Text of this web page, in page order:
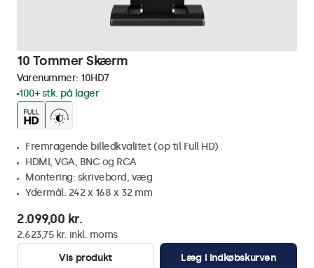
10 Tommer Skærm
Varenummer: 10HD7
100+ stk. på lager
Fremragende billedkvalitet (op til Full HD)
HDMI, VGA, BNC og RCA
Montering: skrivebord, væg
Ydermål: 242 x 168 x 32 mm
2.099,00 kr.
2.623,75 kr. inkl. moms
Vis produkt
Læg i indkøbskurven